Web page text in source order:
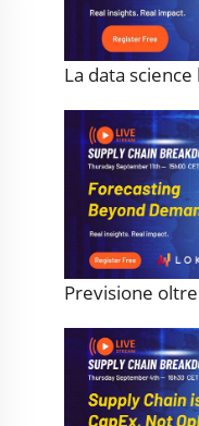
La data
Previsione